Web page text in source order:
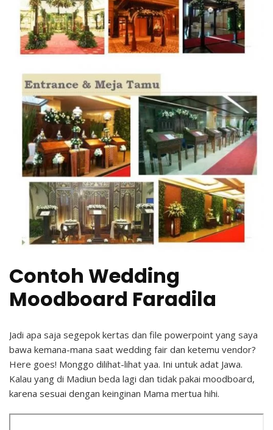
Contoh Wedding
Moodboard Faradila
Jadi apa saja segepok kertas dan file powerpoint yang saya
bawa kemana-mana saat wedding fair dan ketemu vendor?
Here goes! Monggo dilihat-lihat yaa. Ini untuk adat Jawa.
Kalau yang di Madiun beda lagi dan tidak pakai moodboard,
karena sesuai dengan keinginan Mama mertua hihi.